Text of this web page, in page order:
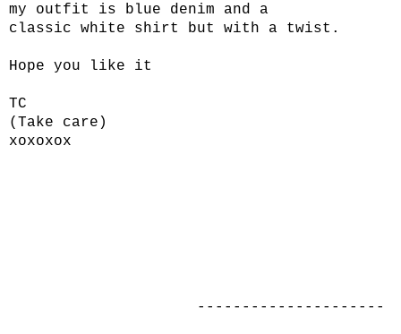
my
outfit is blue denim and
a
classic
white shirt but with a twist.
Hope you like it
TC
( Take care )
xoxoxox
---------------------